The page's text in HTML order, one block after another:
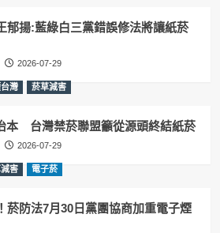
揚:藍綠白三黨錯誤修法將讓紙菸
2026-07-29
灣 菸草減害
本 台灣禁菸聯盟籲從源頭終結紙菸
2026-07-29
害 電子菸
菸防法7月30日黨團協商加重電子煙